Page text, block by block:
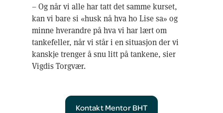
– Og når vi alle har tatt det samme kurset,
kan vi bare si «husk nå hva ho Lise sa» og
minne hverandre på hva vi har lært om
tankefeller, når vi står i en situasjon der vi
kanskje trenger å snu litt på tankene, sier
Vigdis Torgvær.
Kontakt Mentor BHT